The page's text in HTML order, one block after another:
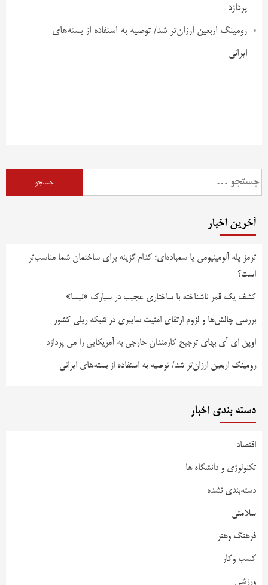
پردازد
رومینگ اربعین ارزان‌تر شد/ توصیه به استفاده از بسته‌های
ایرانی
آخرین اخبار
ترمز پله آلومینیومی یا سمباده‌ای؛ کدام گزینه برای ساختمان شما مناسب‌تر
است؟
کشف یک قمر ناشناخته با ساختاری عجیب در سیارک «نیسا»
بررسی چالش‌ها و لزوم ارتقای امنیت سایبری در شبکه ریلی کشور
اوپن ای آی بهای ترجیح کارمندان خارجی به آمریکایی را می پردازد
رومینگ اربعین ارزان‌تر شد/ توصیه به استفاده از بسته‌های ایرانی
دسته بندی اخبار
اقتصاد
تکنولوژی و دانشگاه ها
دسته‌بندی نشده
سلامتی
فرهنگ وهنر
کسب وکار
ورزشی